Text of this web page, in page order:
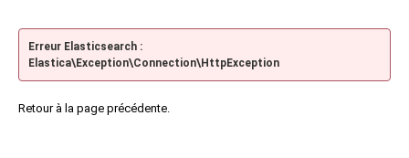
Erreur Elasticsearch :
Elastica\Exception\Connection\HttpException
Retour à la page précédente.